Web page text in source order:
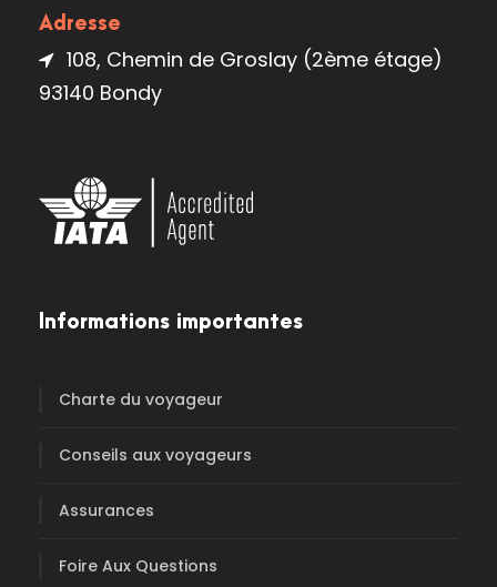
Adresse
108, Chemin de Groslay (2ème étage)
93140 Bondy
Informations importantes
Charte du voyageur
Conseils aux voyageurs
Assurances
Foire Aux Questions